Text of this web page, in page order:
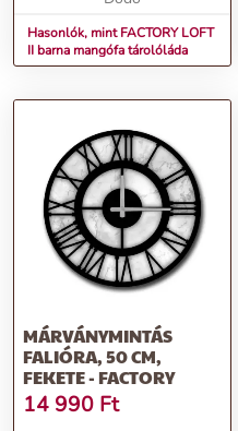
Hasonlók, mint FACTORY LOFT
II barna mangófa tárolóláda
MÁRVÁNYMINTÁS
FALIÓRA, 50 CM,
FEKETE - FACTORY
14 990 Ft